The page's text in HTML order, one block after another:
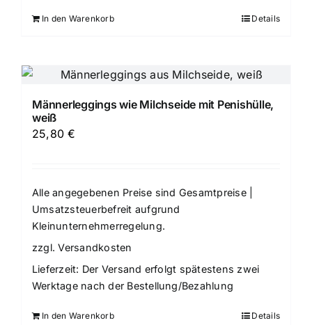
In den Warenkorb Details
Männerleggings wie Milchseide mit Penishülle,
weiß
25,80€
Alle angegebenen Preise sind Gesamtpreise |
Umsatzsteuerbefreit aufgrund
Kleinunternehmerregelung.
zzgl.Versandkosten
Lieferzeit: Der Versand erfolgt spätestens zwei
Werktage nach der Bestellung/Bezahlung
In den Warenkorb Details